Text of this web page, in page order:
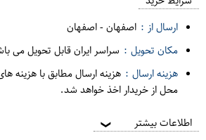
ارسال از : اصفهان-اصفهان
مکان تحویل : سراسر ایران قابل تحویل می
هزینه ارسال : هزینه ارسال مطابق با هزینه
محل از خریدار اخذ خواهد شد.
اطلاعات بیشتر ❯